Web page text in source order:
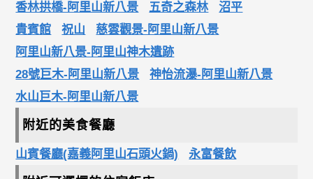
香林拱橋-阿里山新八景 五奇之森林
沼平
貴賓館
祝山
慈雲觀景-阿里山新八景
阿里山新八景-阿里山神木遺跡
28號巨木-阿里山新八景
神怡流瀑-阿里山新八景
水山巨木-阿里山新八景
附近的美食餐廳
山賓餐廳(嘉義阿里山石頭火鍋) 永富餐飲